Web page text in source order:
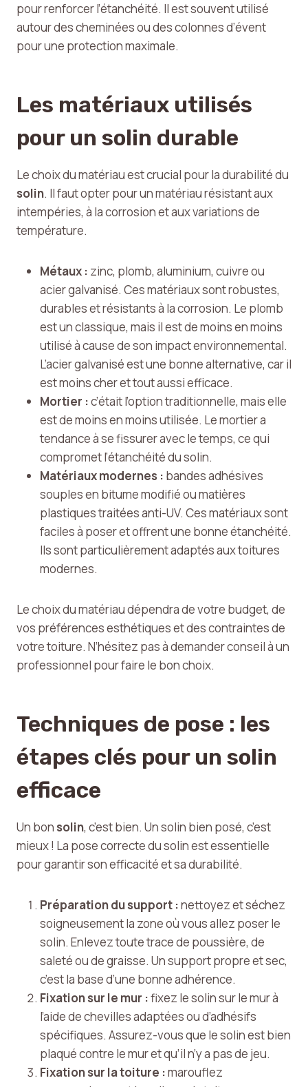
pour renforcer l’étanchéité. Il est souvent utilisé
autour des cheminées ou des colonnes d’évent
pour une protection maximale.
Les matériaux utilisés
pour un solin durable
Le choix du matériau est crucial pour la durabilité du
solin. Il faut opter pour un matériau résistant aux
intempéries, à la corrosion et aux variations de
température.
Métaux : zinc, plomb, aluminium, cuivre ou
acier galvanisé. Ces matériaux sont robustes,
durables et résistants à la corrosion. Le plomb
est un classique, mais il est de moins en moins
utilisé à cause de son impact environnemental.
L’acier galvanisé est une bonne alternative, car il
est moins cher et tout aussi efficace.
Mortier :c’était l’option traditionnelle, mais elle
est de moins en moins utilisée. Le mortier a
tendance à se fissurer avec le temps, ce qui
compromet l’étanchéité du solin.
Matériaux modernes : bandes adhésives
souples en bitume modifié ou matières
plastiques traitées anti-UV. Ces matériaux sont
faciles à poser et offrent une bonne étanchéité.
Ils sont particulièrement adaptés aux toitures
modernes.
Le choix du matériau dépendra de votre budget, de
vos préférences esthétiques et des contraintes de
votre toiture. N’hésitez pas à demander conseil à un
professionnel pour faire le bon choix.
Techniques de pose : les
étapes clés pour un solin
efficace
Un bon solin, c’est bien. Un solin bien posé, c’est
mieux ! La pose correcte du solin est essentielle
pour garantir son efficacité et sa durabilité.
Préparation du support :nettoyez et séchez
soigneusement la zone où vous allez poser le
solin. Enlevez toute trace de poussière, de
saleté ou de graisse. Un support propre et sec,
c’est la base d’une bonne adhérence.
Fixation sur le mur :fixez le solin sur le mur à
l’aide de chevilles adaptées ou d’adhésifs
spécifiques. Assurez-vous que le solin est bien
plaqué contre le mur et qu’il n’y a pas de jeu.
Fixation sur la toiture :marouflez